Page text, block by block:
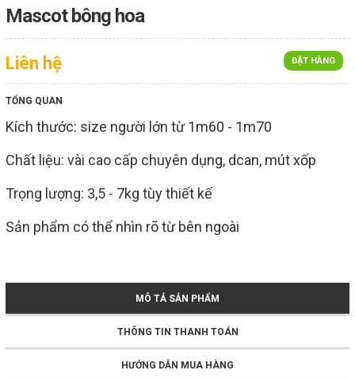
Mascot bông hoa
ĐẶT HÀNG
Liên hệ
TỔNG QUAN
Kích thước: size người lớn từ 1m60 - 1m70
Chất liệu: vài cao cấp chuyên dụng, dcan, mút xốp
Trọng lượng: 3,5 - 7kg tùy thiết kế
Sản phẩm có thể nhìn rõ từ bên ngoài
MÔ TẢ SẢN PHẨM
THÔNG TIN THANH TOÁN
HƯỚNG DẪN MUA HÀNG